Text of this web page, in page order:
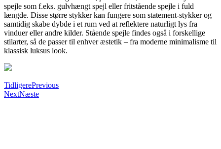
spejle som f.eks. gulvhængt spejl eller fritstående spejle i fuld
længde. Disse større stykker kan fungere som statement-stykker og
samtidig skabe dybde i et rum ved at reflektere naturligt lys fra
vinduer eller andre kilder. Stående spejle findes også i forskellige
stilarter, så de passer til enhver æstetik – fra moderne minimalisme til
klassisk luksus look.
TidligerePrevious
NextNæste